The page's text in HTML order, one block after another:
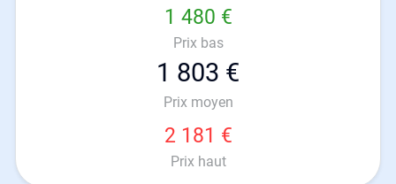
1 480 €
Prix bas
1 803 €
Prix moyen
2 181 €
Prix haut